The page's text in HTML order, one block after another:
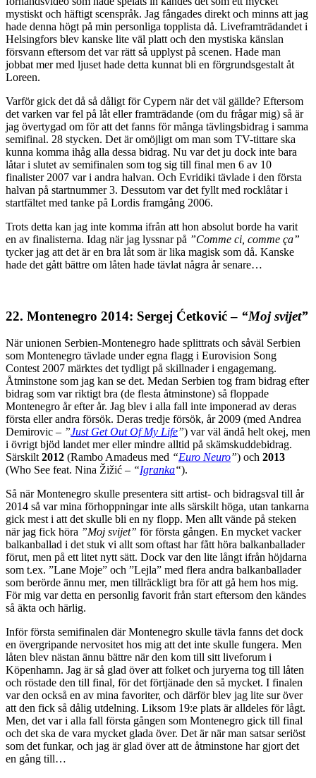
mystiskt och häftigt scenspråk. Jag fångades direkt och minns att jag
hade denna högt på min personliga topplista då. Liveframträdandet i
Helsingfors blev kanske lite väl platt och den mystiska känslan
försvann eftersom det var rätt så upplyst på scenen. Hade man
jobbat mer med ljuset hade detta kunnat bli en förgrundsgestalt åt
Loreen.
Varför gick det då så dåligt för Cypern när det väl gällde? Eftersom
det varken var fel på låt eller framträdande (om du frågar mig) så är
jag övertygad om för att det fanns för många tävlingsbidrag i samma
semifinal. 28 stycken. Det är omöjligt om man som TV-tittare ska
kunna komma ihåg alla dessa bidrag. Nu var det ju dock inte bara
låtar i slutet av semifinalen som tog sig till final men 6 av 10
finalister 2007 var i andra halvan. Och Evridiki tävlade i den första
halvan på startnummer 3. Dessutom var det fyllt med rocklåtar i
startfältet med tanke på Lordis framgång 2006.
Trots detta kan jag inte komma ifrån att hon absolut borde ha varit
en av finalisterna. Idag när jag lyssnar på ”Comme ci, comme ça”
tycker jag att det är en bra låt som är lika magisk som då. Kanske
hade det gått bättre om låten hade tävlat några år senare…
22. Montenegro 2014: Sergej Ćetković – “Moj svijet”
När unionen Serbien-Montenegro hade splittrats och såväl Serbien
som Montenegro tävlade under egna flagg i Eurovision Song
Contest 2007 märktes det tydligt på skillnader i engagemang.
Åtminstone som jag kan se det. Medan Serbien tog fram bidrag efter
bidrag som var riktigt bra (de flesta åtminstone) så floppade
Montenegro år efter år. Jag blev i alla fall inte imponerad av deras
första eller andra försök. Deras tredje försök, år 2009 (med Andrea
Demirovic – ”Just Get Out Of My Life”) var väl ändå helt okej, men
i övrigt bjöd landet mer eller mindre alltid på skämskuddebidrag.
Särskilt 2012 (Rambo Amadeus med “Euro Neuro”) och 2013
(Who See feat. Nina Žižić – “Igranka“).
Så när Montenegro skulle presentera sitt artist- och bidragsval till år
2014 så var mina förhoppningar inte alls särskilt höga, utan tankarna
gick mest i att det skulle bli en ny flopp. Men allt vände på steken
när jag fick höra ”Moj svijet” för första gången. En mycket vacker
balkanballad i det stuk vi allt som oftast har fått höra balkanballader
förut, men på ett litet nytt sätt. Dock var den lite långt ifrån höjdarna
som t.ex. ”Lane Moje” och ”Lejla” med flera andra balkanballader
som berörde ännu mer, men tillräckligt bra för att gå hem hos mig.
För mig var detta en personlig favorit från start eftersom den kändes
så äkta och härlig.
Inför första semifinalen där Montenegro skulle tävla fanns det dock
en övergripande nervositet hos mig att det inte skulle fungera. Men
låten blev nästan ännu bättre när den kom till sitt liveforum i
Köpenhamn. Jag är så glad över att folket och juryerna tog till låten
och röstade den till final, för det förtjänade den så mycket. I finalen
var den också en av mina favoriter, och därför blev jag lite sur över
att den fick så dålig utdelning. Liksom 19:e plats är alldeles för lågt.
Men, det var i alla fall första gången som Montenegro gick till final
och det ska de vara mycket glada över. Det är när man satsar seriöst
som det funkar, och jag är glad över att de åtminstone har gjort det
en gång till…